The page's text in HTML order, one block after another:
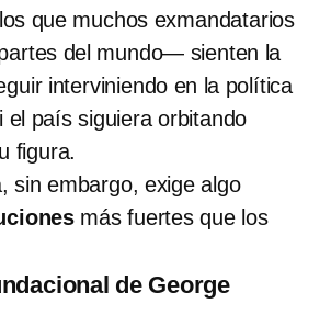
que muchos exmandatarios
del mundo— sienten la
interviniendo en la política
el país siguiera orbitando
figura.
sin embargo, exige algo
más fuertes que los
de George